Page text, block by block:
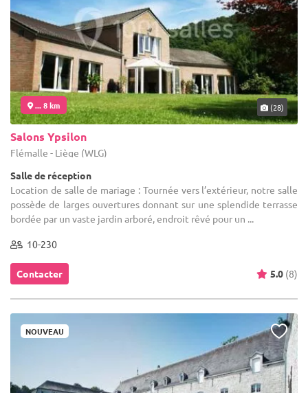
... 8 km (28)
Salons Ypsilon
Flémalle - Liège (WLG)
Salle de réception
Location de salle de mariage : Tournée vers l’extérieur, notre salle
possède de larges ouvertures donnant sur une splendide terrasse
bordée par un vaste jardin arboré, endroit rêvé pour un ...
10-230
Contacter 5.0 (8)
NOUVEAU